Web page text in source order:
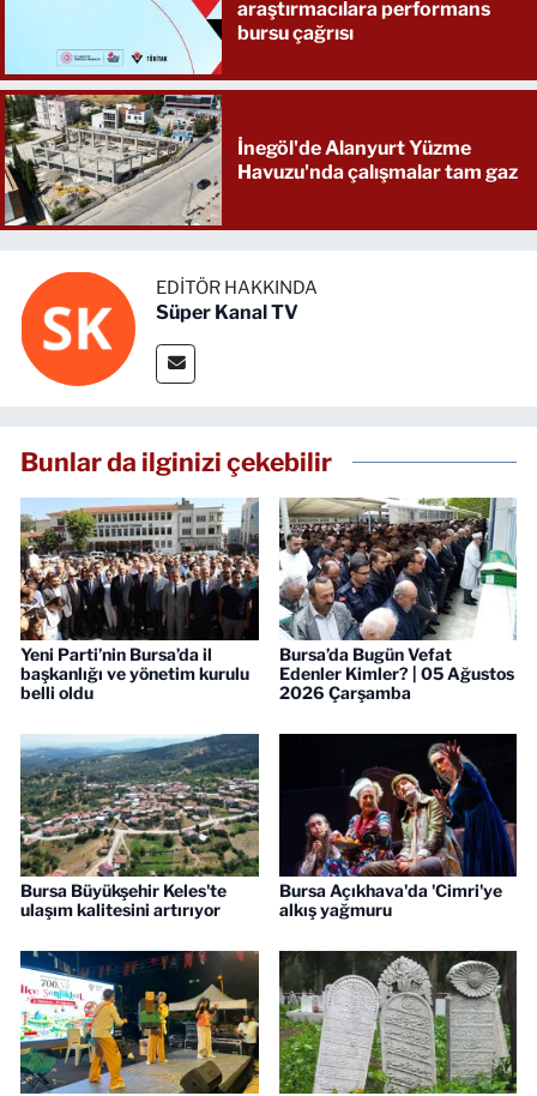
araştırmacılara performans
bursu çağrısı
İnegöl'de Alanyurt Yüzme
Havuzu'nda çalışmalar tam gaz
EDITÖR HAKKINDA
Süper Kanal TV
Bunlar da ilginizi çekebilir
Yeni Parti’nin Bursa’da il
başkanlığı ve yönetim kurulu
belli oldu
Bursa’da Bugün Vefat
Edenler Kimler? | 05 Ağustos
2026 Çarşamba
Bursa Büyükşehir Keles'te
ulaşım kalitesini artırıyor
Bursa Açıkhava'da 'Cimri'ye
alkış yağmuru